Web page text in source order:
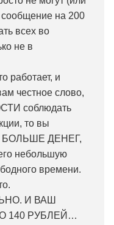
сообщение на 200
всех во
не в
работает, и
честное слово,
соблюдать
то вы
БОЛЬШЕ ДЕНЕГ,
небольшую
времени.
И ВАШ
140 РУБЛЕЙ…